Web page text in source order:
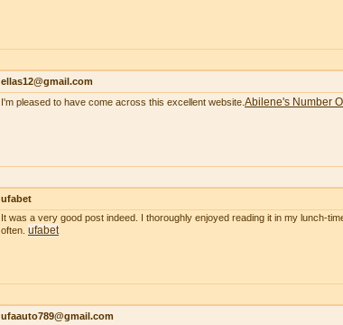
ellas12@gmail.com
I'm pleased to have come across this excellent website. Abilene's Number
ufabet
It was a very good post indeed. I thoroughly enjoyed reading it in my lunch-
often. ufabet
ufaauto789@gmail.com